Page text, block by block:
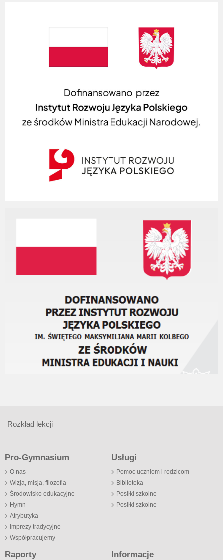
Rozkład lekcji
Pro-Gymnasium
O nas
Wizja, misja, filozofia
Środowisko edukacyjne
Hymn
Atrybutyka
Imprezy tradycyjne
Współpracujemy
Usługi
Pomoc uczniom i rodzicom
Biblioteka
Posiłki szkolne
Posiłki szkolne
Raporty Informacje